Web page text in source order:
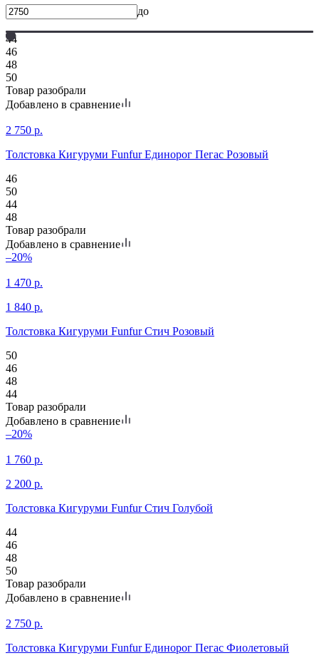
до
44
46
48
50
Товар разобрали
Добавлено в сравнение
2 750 р.
Толстовка Кигуруми Funfur Единорог Пегас Розовый
46
50
44
48
Товар разобрали
Добавлено в сравнение
–20%
1 470 р.
1 840 р.
Толстовка Кигуруми Funfur Стич Розовый
50
46
48
44
Товар разобрали
Добавлено в сравнение
–20%
1 760 р.
2 200 р.
Толстовка Кигуруми Funfur Стич Голубой
44
46
48
50
Товар разобрали
Добавлено в сравнение
2 750 р.
Толстовка Кигуруми Funfur Единорог Пегас Фиолетовый